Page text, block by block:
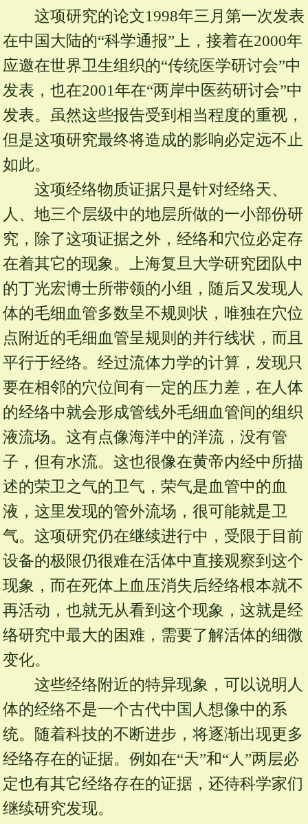
这项研究的论文1998年三月第一次发表
在中国大陆的“科学通报”上，接着在2000年
应邀在世界卫生组织的“传统医学研讨会”中
发表，也在2001年在“两岸中医药研讨会”中
发表。虽然这些报告受到相当程度的重视，
但是这项研究最终将造成的影响必定远不止
如此。
这项经络物质证据只是针对经络天、
人、地三个层级中的地层所做的一小部份研
究，除了这项证据之外，经络和穴位必定存
在着其它的现象。上海复旦大学研究团队中
的丁光宏博士所带领的小组，随后又发现人
体的毛细血管多数呈不规则状，唯独在穴位
点附近的毛细血管呈规则的并行线状，而且
平行于经络。经过流体力学的计算，发现只
要在相邻的穴位间有一定的压力差，在人体
的经络中就会形成管线外毛细血管间的组织
液流场。这有点像海洋中的洋流，没有管
子，但有水流。这也很像在黄帝内经中所描
述的荣卫之气的卫气，荣气是血管中的血
液，这里发现的管外流场，很可能就是卫
气。这项研究仍在继续进行中，受限于目前
设备的极限仍很难在活体中直接观察到这个
现象，而在死体上血压消失后经络根本就不
再活动，也就无从看到这个现象，这就是经
络研究中最大的困难，需要了解活体的细微
变化。
这些经络附近的特异现象，可以说明人
体的经络不是一个古代中国人想像中的系
统。随着科技的不断进步，将逐渐出现更多
经络存在的证据。例如在“天”和“人”两层必
定也有其它经络存在的证据，还待科学家们
继续研究发现。